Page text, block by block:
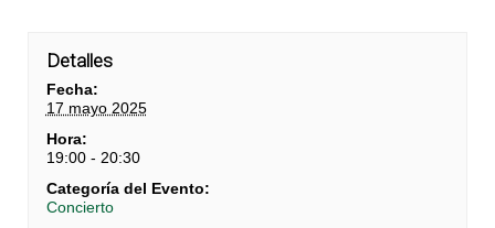
Detalles
Fecha:
17 mayo 2025
Hora:
19:00 - 20:30
Categoría del Evento:
Concierto